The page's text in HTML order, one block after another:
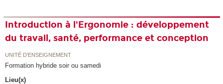
Introduction à l'Ergonomie : développement
du travail, santé, performance et conception
UNITÉ D’ENSEIGNEMENT
Formation hybride soir ou samedi
Lieu(x)